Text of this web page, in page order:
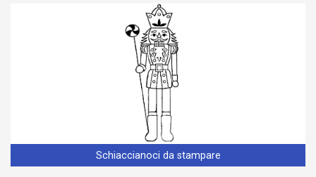
Schiaccianoci da stampare